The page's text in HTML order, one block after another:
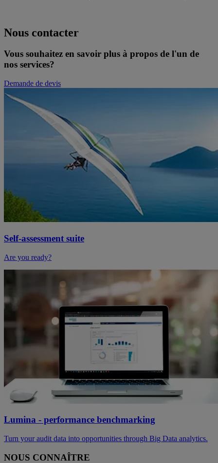
Nous contacter
Vous souhaitez en savoir plus à propos de l'un de
nos services?
Demande de devis
Self-assessment suite
Are you ready?
Lumina - performance benchmarking
Turn your audit data into opportunities through Big Data analytics.
NOUS CONNAÎTRE